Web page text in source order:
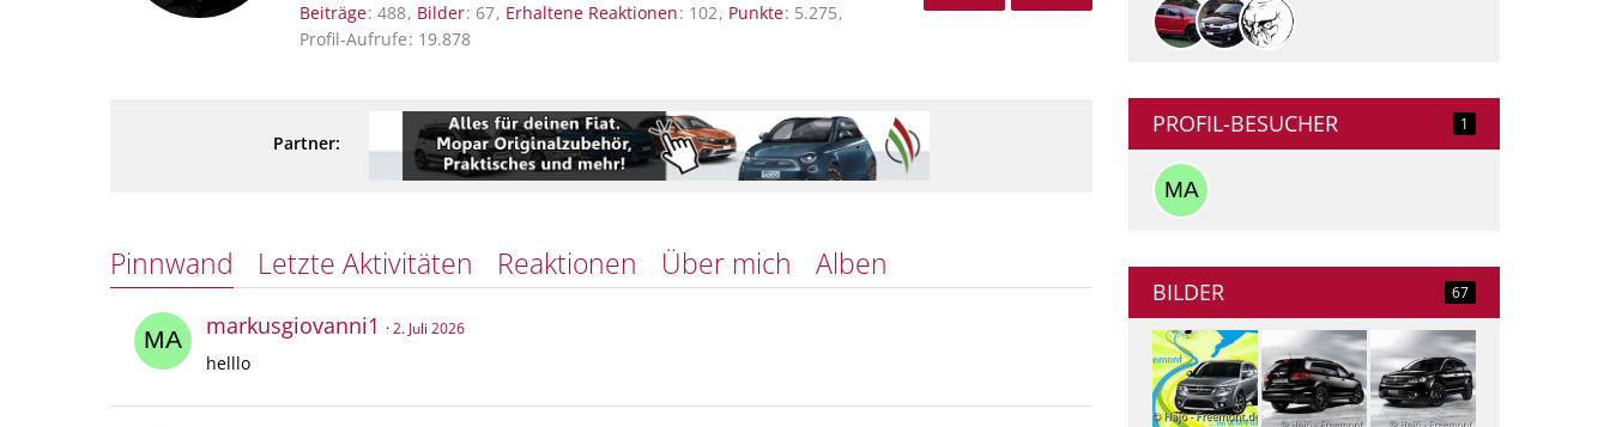
Beiträge 488 Bilder 67 Erhaltene Reaktionen 102 Punkte 5.275
Profil-Aufrufe 19.878
Partner:
Pinnwand Letzte Aktivitäten Reaktionen Über mich Alben
markusgiovanni1 2. Juli 2026
helllo
PROFIL-BESUCHER 1
BILDER 67